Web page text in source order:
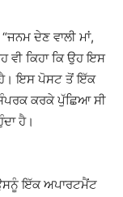
ਦੇਣ ਵਾਲੀ ਮਾਂ,
ਵੀ ਕਿਹਾ ਕਿ ਉਹ ਇਸ
ਹੈ। ਇਸ ਪੋਸਟ ਤੋਂ ਇੱਕ
ਕਰਕੇ ਪੁੱਛਿਆ ਸੀ
ਹੈ।
ਉਸਨੂੰ ਇੱਕ ਅਪਾਰਟਮੈਂਟ